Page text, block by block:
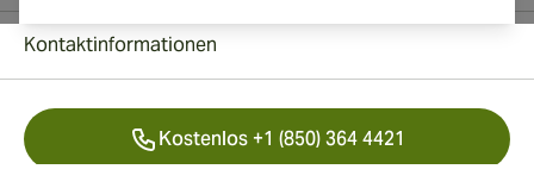
Kontaktinformationen
Kostenlos +1 (850) 364 4421